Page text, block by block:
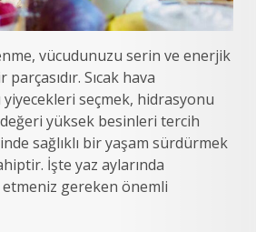
vücudunuzu serin ve enerjik
Sıcak hava
seçmek, hidrasyonu
yüksek besinleri tercih
sağlıklı bir yaşam sürdürmek
İşte yaz aylarında
gereken önemli